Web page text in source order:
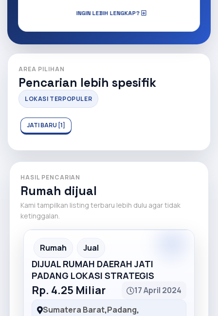
INGIN LEBIH LENGKAP?
AREA PILIHAN
Pencarian lebih spesifik
LOKASI TERPOPULER
JATI BARU [1]
HASIL PENCARIAN
Rumah dijual
Kami tampilkan listing terbaru lebih dulu agar tidak
ketinggalan.
Rumah Jual
DIJUAL RUMAH DAERAH JATI
PADANG LOKASI STRATEGIS
Rp. 4.25 Miliar
17 April 2024
Sumatera Barat,Padang,